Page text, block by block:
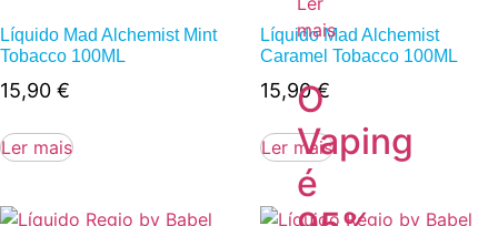
mais
O
Vaping
é
Líquido Mad Alchemist Mint
Tobacco 100ML
15,90 €
Ler mais
Líquido Mad Alchemist
Caramel Tobacco 100ML
15,90€
Ler mais